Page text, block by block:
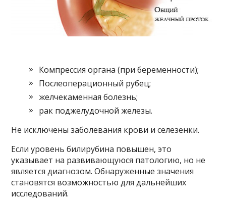
Компрессия органа (при беременности);
Послеоперационный рубец;
желчекаменная болезнь;
рак поджелудочной железы.
Не исключены заболевания крови и селезенки.
Если уровень билирубина повышен, это
указывает на развивающуюся патологию, но не
является диагнозом. Обнаруженные значения
становятся возможностью для дальнейших
исследований.